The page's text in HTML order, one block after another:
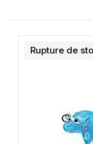
Rupture de